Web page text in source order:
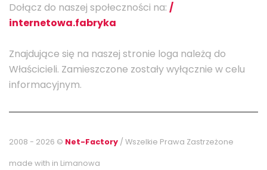
Dołącz do naszej społeczności na: /
internetowa.fabryka
Znajdujące się na naszej stronie loga należą do
Właścicieli. Zamieszczone zostały wyłącznie w celu
informacyjnym.
2008 - 2026 © Net-Factory / Wszelkie Prawa Zastrzeżone
made with in Limanowa